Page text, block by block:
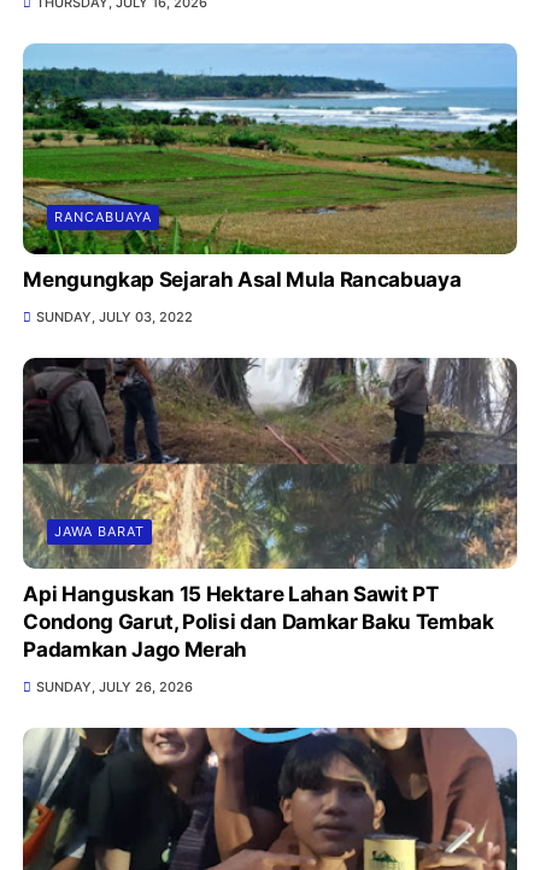
RANCABUAYA
Mengungkap Sejarah Asal Mula Rancabuaya
SUNDAY, JULY 03, 2022
JAWA BARAT
Api Hanguskan 15 Hektare Lahan Sawit PT
Condong Garut, Polisi dan Damkar Baku Tembak
Padamkan Jago Merah
SUNDAY, JULY 26, 2026